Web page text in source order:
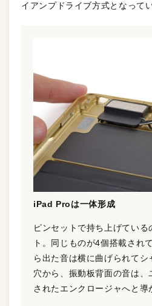
イアンプドライブ方式となってい
iPad Proは一体形成
ピンセットで持ち上げている
ト。同じものが4個搭載され
ら出た音は横に曲げられてシ
穴から、振動板背面の音は
されたエンクロージャへと導